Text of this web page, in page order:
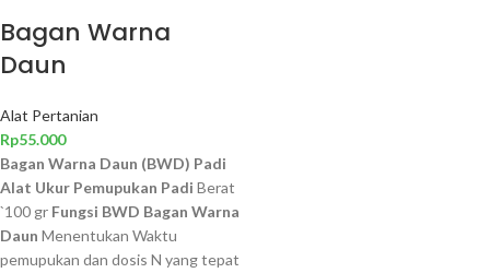
Bagan Warna
Daun
Alat Pertanian
Rp55.000
Bagan Warna Daun (BWD) Padi
Alat Ukur Pemupukan Padi Berat
`100 gr Fungsi BWD Bagan Warna
Daun Menentukan Waktu
pemupukan dan dosis N yang tepat